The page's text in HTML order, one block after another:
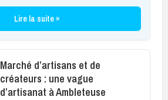
Lire la suite »
Marché d’artisans et de
créateurs : une vague
d’artisanat à Ambleteuse